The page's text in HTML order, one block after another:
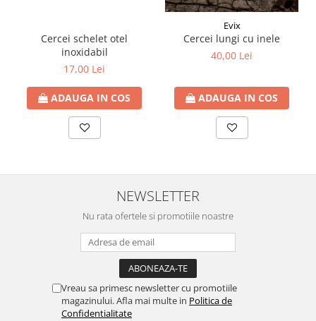
Cercei schelet otel
inoxidabil
17,00 Lei
ADAUGA IN COS
Evix
Cercei lungi cu inele
40,00 Lei
ADAUGA IN COS
NEWSLETTER
Nu rata ofertele si promotiile noastre
Vreau sa primesc newsletter cu promotiile
magazinului. Afla mai multe in Politica de
Confidentialitate